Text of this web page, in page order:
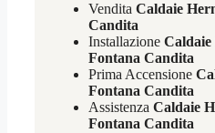
Vendita Caldaie
Candita
Installazione
Fontana Candita
Prima Accensione
Fontana Candita
Assistenza Caldaie
Fontana Candita